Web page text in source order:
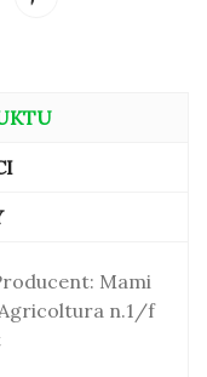
MODELKAMI
ODCIEŃ
Mami
n.1/f